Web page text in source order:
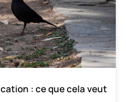
: ce que cela veut